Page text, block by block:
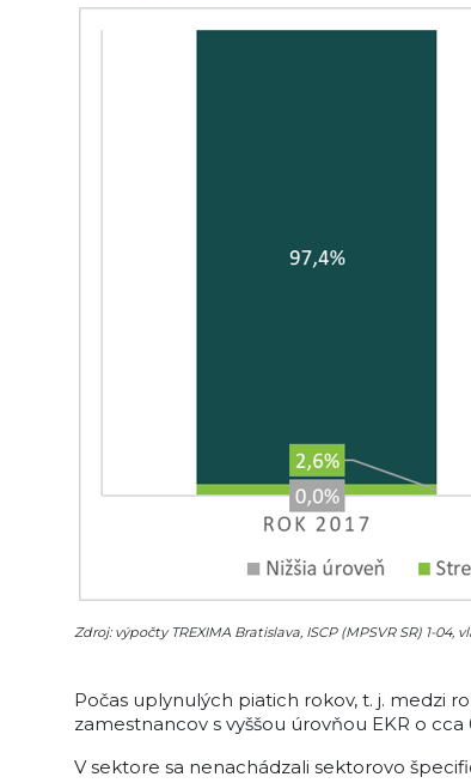
Zdroj: výpočty TREXIMA Bratislava, ISCP (MPSVR SR) 1-
Počas uplynulých piatich rokov, t. j. medzi
zamestnancov s vyššou úrovňou EKR o
V sektore sa nenachádzali sektorovo